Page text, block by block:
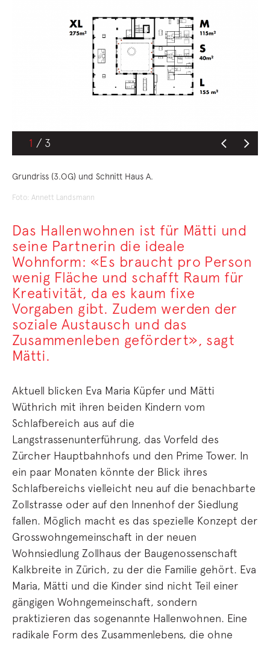
1
Grundriss (3.OG) und Schnitt Haus A.
Foto: Annett Landsmann
Das Hallenwohnen ist für Mätti und
seine Partnerin die ideale
Wohnform: «Es braucht pro Person
wenig Fläche und schafft Raum für
Kreativität, da es kaum fixe
Vorgaben gibt. Zudem werden der
soziale Austausch und das
Zusammenleben gefördert», sagt
Mätti.
Aktuell blicken Eva Maria Küpfer und Mätti
Wüthrich mit ihren beiden Kindern vom
Schlafbereich aus auf die
Langstrassenunterführung, das Vorfeld des
Zürcher Hauptbahnhofs und den Prime Tower. In
ein paar Monaten könnte der Blick ihres
Schlafbereichs vielleicht neu auf die benachbarte
Zollstrasse oder auf den Innenhof der Siedlung
fallen. Möglich macht es das spezielle Konzept der
Grosswohngemeinschaft in der neuen
Wohnsiedlung Zollhaus der Baugenossenschaft
Kalkbreite in Zürich, zu der die Familie gehört. Eva
Maria, Mätti und die Kinder sind nicht Teil einer
gängigen Wohngemeinschaft, sondern
praktizieren das sogenannte Hallenwohnen. Eine
radikale Form des Zusammenlebens, die ohne